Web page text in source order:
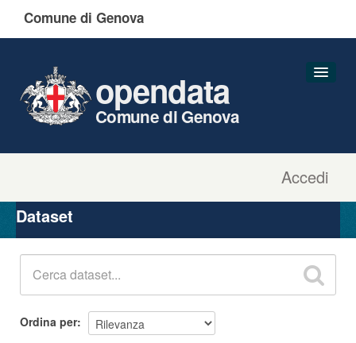
Comune di Genova
Accedi
opendata
Comune di Genova
Organizzazioni
Gruppi
Dataset
Ordina per